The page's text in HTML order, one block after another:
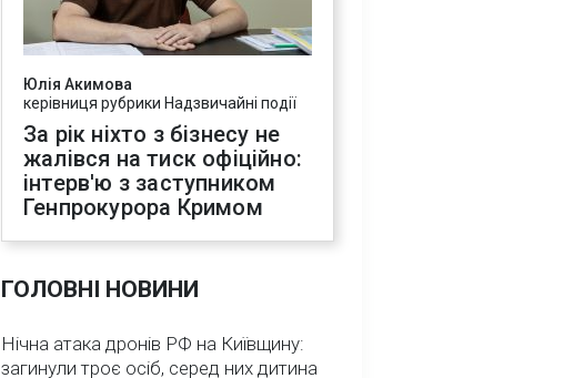
Юлія Акимова
керівниця рубрики Надзвичайні події
За рік ніхто з бізнесу не
жалівся на тиск офіційно:
інтерв'ю з заступником
Генпрокурора Кримом
ГОЛОВНІ НОВИНИ
Нічна атака дронів РФ на Київщину:
загинули троє осіб, серед них дитина